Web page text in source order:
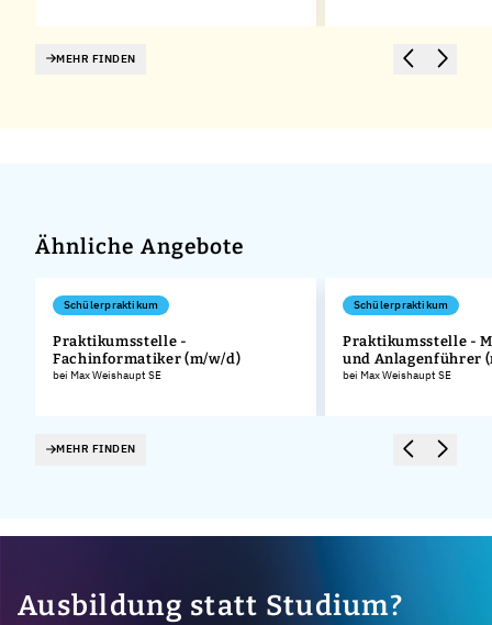
MEHR FINDEN
Ähnliche Angebote
Schülerpraktikum
Praktikumsstelle -
Fachinformatiker (m/w/d)
bei Max Weishaupt SE
Schülerpraktikum
Praktikumsstelle -
und Anlagenführer
bei Max Weishaupt SE
MEHR FINDEN
Ausbildung statt Studium?